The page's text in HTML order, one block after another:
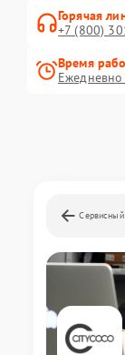
Горячая
+7 (800)
Время